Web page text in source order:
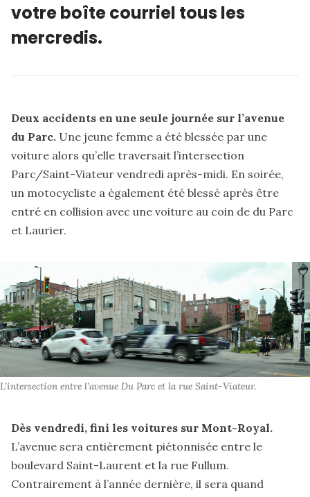
votre boîte courriel tous les
mercredis.
Deux accidents en une seule journée sur l’avenue
du Parc. Une jeune femme a été blessée par une
voiture alors qu’elle traversait l’intersection
Parc/Saint-Viateur vendredi après-midi. En soirée,
un motocycliste a également été blessé après être
entré en collision avec une voiture au coin de du Parc
et Laurier.
L’intersection entre l’avenue Du Parc et la rue Saint-Viateur.
Dès vendredi, fini les voitures sur Mont-Royal.
L’avenue sera entièrement piétonnisée entre le
boulevard Saint-Laurent et la rue Fullum.
Contrairement à l’année dernière, il sera quand